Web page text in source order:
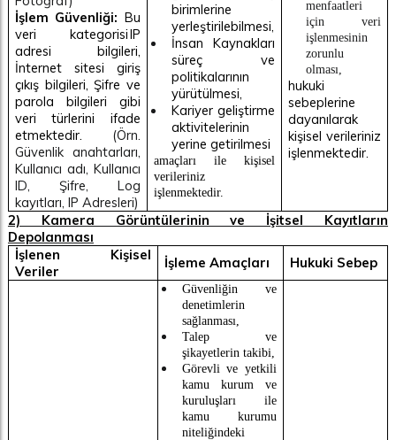
İşlem Güvenliği: Bu
veri kategorisi IP
adresi bilgileri,
İnternet sitesi giriş
çıkış bilgileri, Şifre ve
parola bilgileri gibi
veri türlerini ifade
etmektedir.
(Örn.
Güvenlik anahtarları,
Kullanıcı adı, Kullanıcı
ID, Şifre, Log
kayıtları, IP Adresleri)
birimlerine
yerleştirilebilmesi,
İnsan Kaynakları
süreç ve
politikalarının
yürütülmesi,
Kariyer geliştirme
aktivitelerinin
yerine getirilmesi
amaçları ile kişisel
verileriniz
işlenmektedir.
menfaatleri
için veri
işlenmesinin
zorunlu
olması,
hukuki
sebeplerine
dayanılarak
kişisel verileriniz
işlenmektedir.
2) Kamera Görüntülerinin ve İşitsel Kayıtların
Depolanması
İşlenen Kişisel
Veriler
İşleme Amaçları Hukuki Sebep
Güvenliğin ve
denetimlerin
sağlanması,
Talep ve
şikayetlerin takibi,
Görevli ve yetkili
kamu kurum ve
kuruluşları ile
kamu kurumu
niteliğindeki